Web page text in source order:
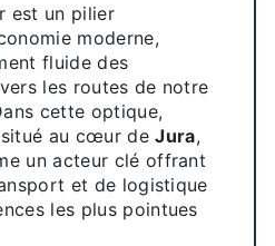
est un pilier
moderne,
fluide des
les routes de notre
cette optique,
au cœur deJura,
un acteur clé offrant
et de logistique
les plus pointues